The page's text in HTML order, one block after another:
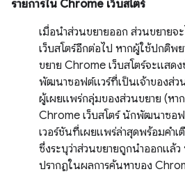
รายการใน Chrome เว็บสโตร์
เมื่อนำส่วนขยายออก ส่วนขยายจ
เว็บสโตร์อีกต่อไป หากผู้ใช้ปกติพย
ขยาย Chrome เว็บสโตร์จะแสด
พัฒนาซอฟต์แวร์ที่เป็นเจ้าของส่ว
ผู้เผยแพร่กลุ่มของส่วนขยาย (หา
Chrome เว็บสโตร์ นักพัฒนาซอ
เวอร์ชันที่เผยแพร่ล่าสุดพร้อมคำ
ซึ่งระบุว่าส่วนขยายถูกนำออกแล้ว
ปรากฏในผลการค้นหาของ